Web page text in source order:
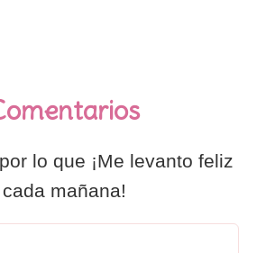
lo que ¡Me levanto feliz
cada mañana!